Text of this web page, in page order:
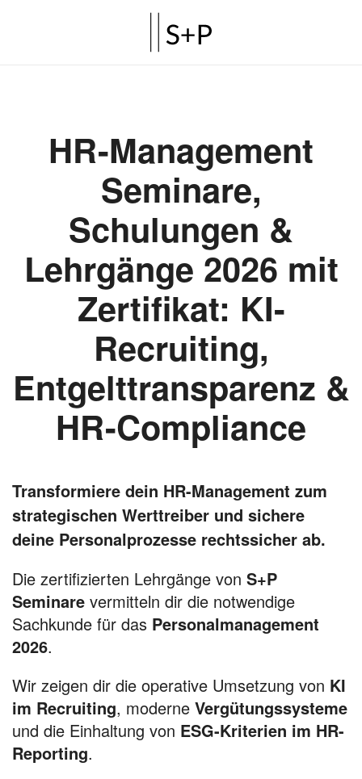
HR-Management
Seminare,
Schulungen &
Lehrgänge 2026 mit
Zertifikat: KI-
Recruiting,
Entgelttransparenz &
HR-Compliance
Transformiere dein HR-Management zum
strategischen Werttreiber und sichere
deine Personalprozesse rechtssicher ab.
Die zertifizierten Lehrgänge von S+P
Seminare vermitteln dir die notwendige
Sachkunde für das Personalmanagement
2026.
Wir zeigen dir die operative Umsetzung von KI
im Recruiting, moderne Vergütungssysteme
und die Einhaltung von ESG-Kriterien im HR-
Reporting.